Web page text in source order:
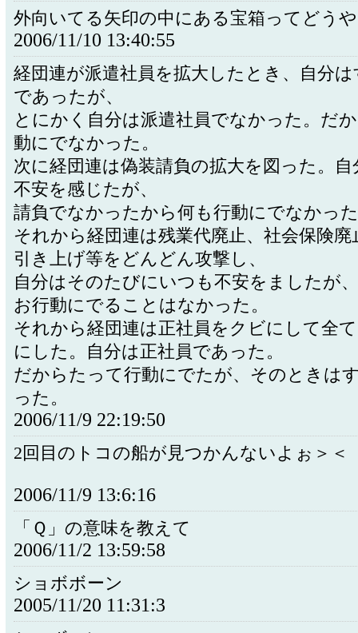
外向いてる矢印の中にある宝箱ってどう
2006/11/10 13:40:55
経団連が派遣社員を拡大したとき、自分
であったが、
とにかく自分は派遣社員でなかった。だ
動にでなかった。
次に経団連は偽装請負の拡大を図った。
不安を感じたが、
請負でなかったから何も行動にでなかっ
それから経団連は残業代廃止、社会保険廃
引き上げ等をどんどん攻撃し、
自分はそのたびにいつも不安をましたが
お行動にでることはなかった。
それから経団連は正社員をクビにして全
にした。自分は正社員であった。
だからたって行動にでたが、そのときは
った。
2006/11/9 22:19:50
2回目のトコの船が見つかんないよぉ＞＜
2006/11/9 13:6:16
「Ｑ」の意味を教えて
2006/11/2 13:59:58
ショボボーン
2005/11/20 11:31:3